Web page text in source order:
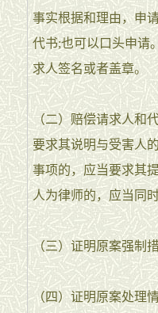
事实根据和理由，申
代书;也可以口头申请
求人签名或者盖章。
（二）赔偿请求人和
要求其说明与受害人
事项的，应当要求其
人为律师的，应当同
（三）证明原案强制
（四）证明原案处理